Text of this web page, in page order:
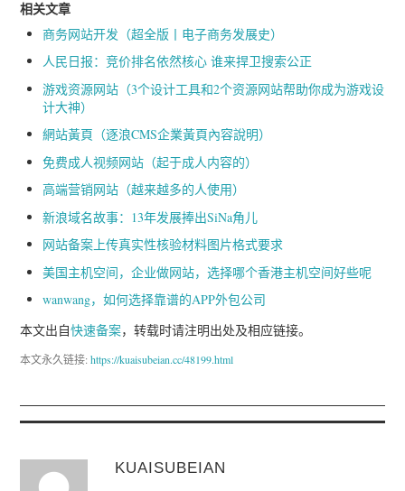
相关文章
商务网站开发（超全版丨电子商务发展史）
人民日报：竞价排名依然核心 谁来捍卫搜索公正
游戏资源网站（3个设计工具和2个资源网站帮助你成为游戏设
计大神）
網站黃頁（逐浪CMS企業黃頁內容說明）
免费成人视频网站（起于成人内容的）
高端营销网站（越来越多的人使用）
新浪域名故事：13年发展捧出SiNa角儿
网站备案上传真实性核验材料图片格式要求
美国主机空间，企业做网站，选择哪个香港主机空间好些呢
wanwang，如何选择靠谱的APP外包公司
本文出自快速备案，转载时请注明出处及相应链接。
本文永久链接:https://kuaisubeian.cc/48199.html
KUAISUBEIAN